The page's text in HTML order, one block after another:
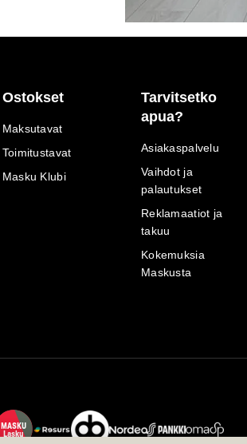
Ostokset
Maksutavat
Toimitustavat
Masku Klubi
Tarvitsetko
apua?
Asiakaspalvelu
Vaihdot ja
palautukset
Reklamaatiot ja
takuu
Kokemuksia
Maskusta
MASKU
Lasku